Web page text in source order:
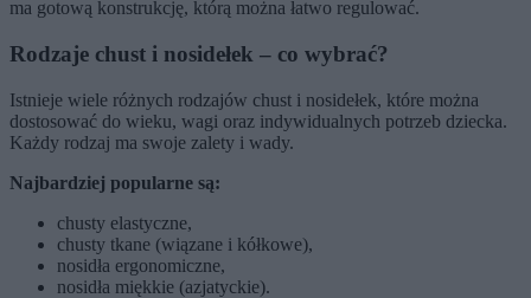
ma gotową konstrukcję, którą można łatwo regulować.
Rodzaje chust i nosidełek – co wybrać?
Istnieje wiele różnych rodzajów chust i nosidełek, które można
dostosować do wieku, wagi oraz indywidualnych potrzeb dziecka.
Każdy rodzaj ma swoje zalety i wady.
Najbardziej popularne są:
chusty elastyczne,
chusty tkane (wiązane i kółkowe),
nosidła ergonomiczne,
nosidła miękkie (azjatyckie).